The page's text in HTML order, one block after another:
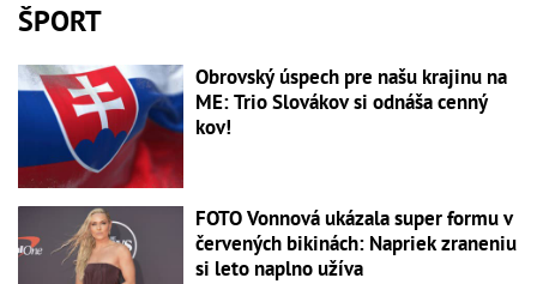
ŠPORT
Obrovský úspech pre našu krajinu na
ME: Trio Slovákov si odnáša cenný
kov!
FOTO Vonnová ukázala super formu v
červených bikinách: Napriek zraneniu
si leto naplno užíva